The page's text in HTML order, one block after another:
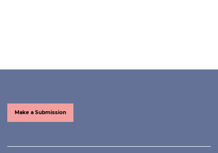
Make a Submission